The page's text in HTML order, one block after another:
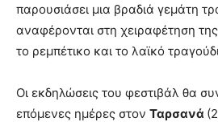
παρουσιάσει μια βραδιά γεμάτη
αναφέρονται στη χειραφέτηση
το ρεμπέτικο και το λαϊκό
Οι εκδηλώσεις του φεστιβάλ θα
επόμενες ημέρες στον Ταρσανά